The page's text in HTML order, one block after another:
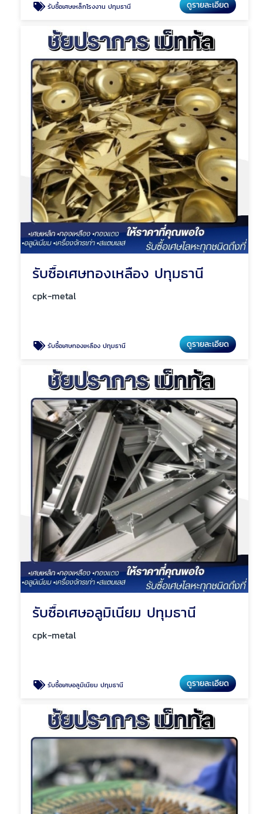
รับซื้อเศษเหล็กโรงงาน ปทุมธานี ดูรายละเอียด
รับซื้อเศษทองเหลือง ปทุมธานี
cpk-metal
รับซื้อเศษทองเหลือง ปทุมธานี ดูรายละเอียด
รับซื้อเศษอลูมิเนียม ปทุมธานี
cpk-metal
รับซื้อเศษอลูมิเนียม ปทุมธานี ดูรายละเอียด